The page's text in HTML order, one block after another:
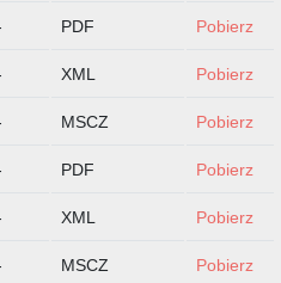
PDF Pobierz
XML Pobierz
MSCZ Pobierz
PDF Pobierz
XML Pobierz
MSCZ Pobierz